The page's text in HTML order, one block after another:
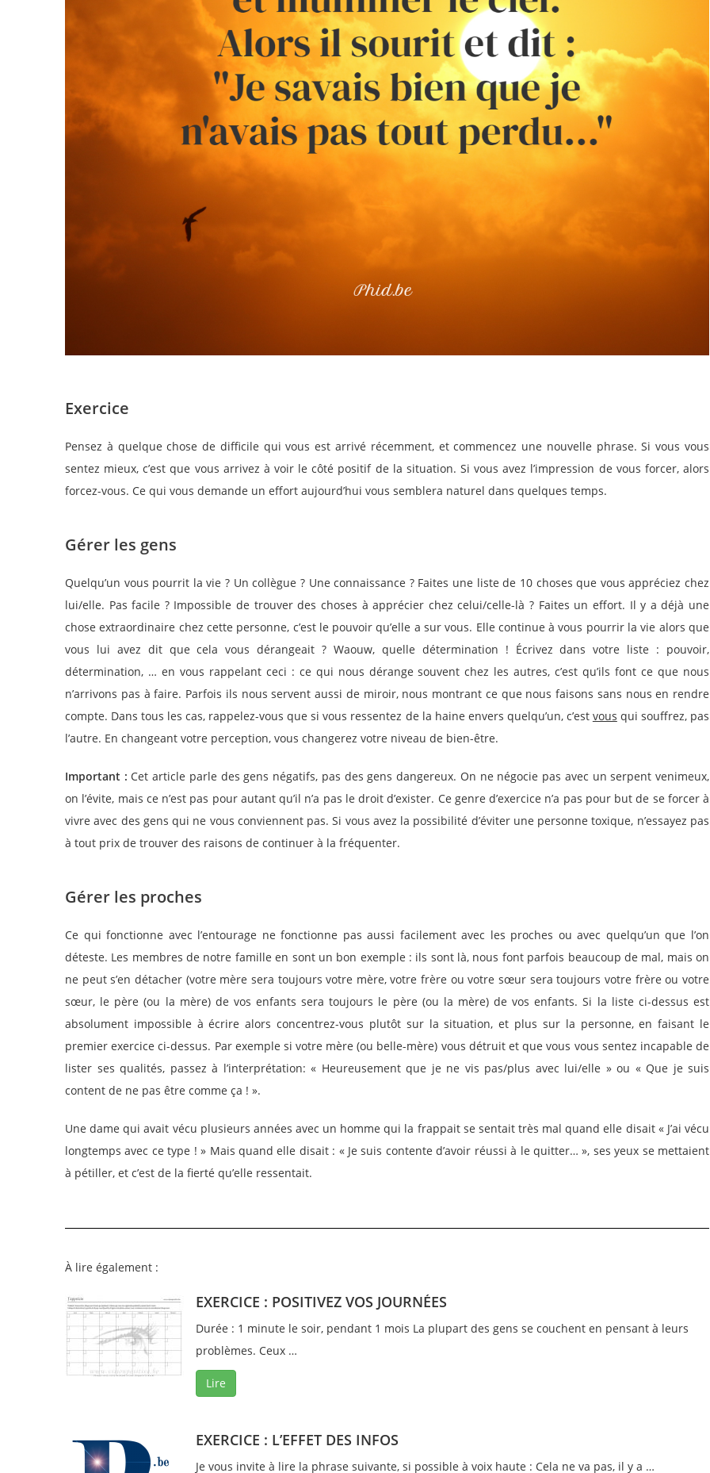
Exercice
Pensez à quelque chose de difficile qui vous est arrivé récemment, et commencez une nouvelle phrase. Si vous vous
sentez mieux, c’est que vous arrivez à voir le côté positif de la situation. Si vous avez l’impression de vous forcer, alors
forcez-vous. Ce qui vous demande un effort aujourd’hui vous semblera naturel dans quelques temps.
Gérer les gens
Quelqu’un vous pourrit la vie ? Un collègue ? Une connaissance ? Faites une liste de 10 choses que vous appréciez chez
lui/elle. Pas facile ? Impossible de trouver des choses à apprécier chez celui/celle-là ? Faites un effort. Il y a déjà une
chose extraordinaire chez cette personne, c’est le pouvoir qu’elle a sur vous. Elle continue à vous pourrir la vie alors que
vous lui avez dit que cela vous dérangeait ? Waouw, quelle détermination ! Écrivez dans votre liste : pouvoir,
détermination, … en vous rappelant ceci : ce qui nous dérange souvent chez les autres, c’est qu’ils font ce que nous
n’arrivons pas à faire. Parfois ils nous servent aussi de miroir, nous montrant ce que nous faisons sans nous en rendre
compte. Dans tous les cas, rappelez-vous que si vous ressentez de la haine envers quelqu’un, c’est vous qui souffrez, pas
l’autre. En changeant votre perception, vous changerez votre niveau de bien-être.
Important : Cet article parle des gens négatifs, pas des gens dangereux. On ne négocie pas avec un serpent venimeux,
on l’évite, mais ce n’est pas pour autant qu’il n’a pas le droit d’exister. Ce genre d’exercice n’a pas pour but de se forcer à
vivre avec des gens qui ne vous conviennent pas. Si vous avez la possibilité d’éviter une personne toxique, n’essayez pas
à tout prix de trouver des raisons de continuer à la fréquenter.
Gérer les proches
Ce qui fonctionne avec l’entourage ne fonctionne pas aussi facilement avec les proches ou avec quelqu’un que l’on
déteste. Les membres de notre famille en sont un bon exemple : ils sont là, nous font parfois beaucoup de mal, mais on
ne peut s’en détacher (votre mère sera toujours votre mère, votre frère ou votre sœur sera toujours votre frère ou votre
sœur, le père (ou la mère) de vos enfants sera toujours le père (ou la mère) de vos enfants. Si la liste ci-dessus est
absolument impossible à écrire alors concentrez-vous plutôt sur la situation, et plus sur la personne, en faisant le
premier exercice ci-dessus. Par exemple si votre mère (ou belle-mère) vous détruit et que vous vous sentez incapable de
lister ses qualités, passez à l’interprétation: « Heureusement que je ne vis pas/plus avec lui/elle » ou « Que je suis
content de ne pas être comme ça ! ».
Une dame qui avait vécu plusieurs années avec un homme qui la frappait se sentait très mal quand elle disait « J’ai vécu
longtemps avec ce type ! » Mais quand elle disait : « Je suis contente d’avoir réussi à le quitter… », ses yeux se mettaient
à pétiller, et c’est de la fierté qu’elle ressentait.
À lire également :
EXERCICE : POSITIVEZ VOS JOURNÉES
Durée : 1 minute le soir, pendant 1 mois La plupart des gens se couchent en pensant à leurs
problèmes. Ceux …
Lire
EXERCICE : L’EFFET DES INFOS
Je vous invite à lire la phrase suivante, si possible à voix haute : Cela ne va pas, il y a …